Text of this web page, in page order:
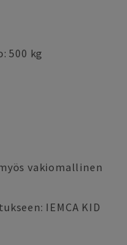
500 kg
vakiomallinen
IEMCA KID